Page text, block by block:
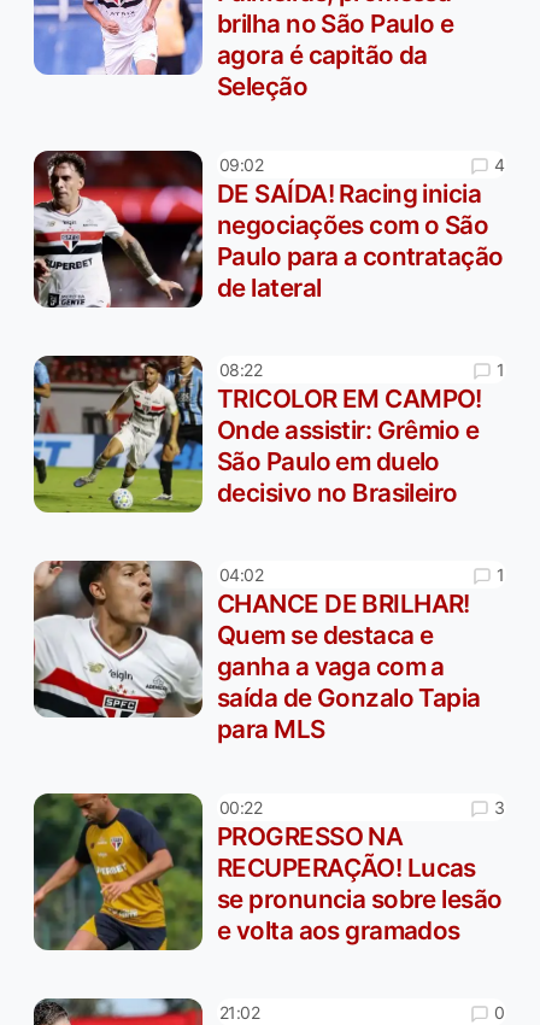
brilha no São Paulo e
agora é capitão da
Seleção
09:02 4
DE SAÍDA! Racing inicia
negociações com o São
Paulo para a contratação
de lateral
08:22 1
TRICOLOR EM CAMPO!
Onde assistir: Grêmio e
São Paulo em duelo
decisivo no Brasileiro
04:02 1
CHANCE DE BRILHAR!
Quem se destaca e
ganha a vaga com a
saída de Gonzalo Tapia
para MLS
00:22 3
PROGRESSO NA
RECUPERAÇÃO! Lucas
se pronuncia sobre lesão
e volta aos gramados
21:02 0